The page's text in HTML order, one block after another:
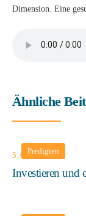
Dimension. Eine
Ähnliche
Predigten
5. Oktober 2025
Investieren und